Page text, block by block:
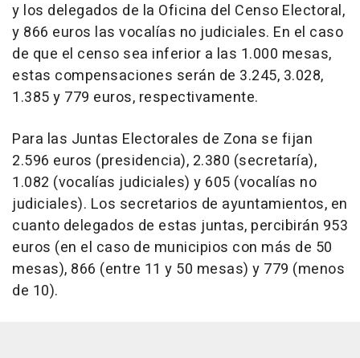
y los delegados de la Oficina del Censo Electoral,
y 866 euros las vocalías no judiciales. En el caso
de que el censo sea inferior a las 1.000 mesas,
estas compensaciones serán de 3.245, 3.028,
1.385 y 779 euros, respectivamente.
Para las Juntas Electorales de Zona se fijan
2.596 euros (presidencia), 2.380 (secretaría),
1.082 (vocalías judiciales) y 605 (vocalías no
judiciales). Los secretarios de ayuntamientos, en
cuanto delegados de estas juntas, percibirán 953
euros (en el caso de municipios con más de 50
mesas), 866 (entre 11 y 50 mesas) y 779 (menos
de 10).